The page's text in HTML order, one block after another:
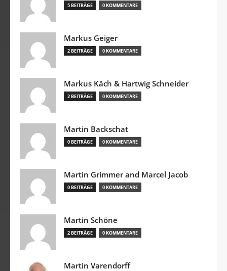
5 BEITRÄGE 0 KOMMENTARE
Markus Geiger
2 BEITRÄGE 0 KOMMENTARE
Markus Käch & Hartwig Schneider
2 BEITRÄGE 0 KOMMENTARE
Martin Backschat
0 BEITRÄGE 0 KOMMENTARE
Martin Grimmer and Marcel Jacob
0 BEITRÄGE 0 KOMMENTARE
Martin Schöne
2 BEITRÄGE 0 KOMMENTARE
Martin Varendorff